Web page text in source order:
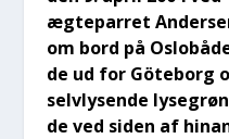
ægte­par­ret
om bord på
de ud for Göte­borg
selvly­sen­de
de ved siden af